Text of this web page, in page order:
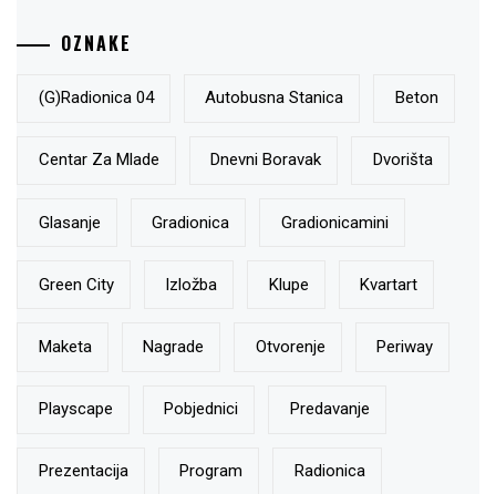
OZNAKE
(g)radionica 04 Autobusna Stanica Beton
Centar Za Mlade Dnevni Boravak Dvorišta
Glasanje Gradionica Gradionicamini
Green City Izložba Klupe Kvartart
Maketa Nagrade Otvorenje Periway
Playscape Pobjednici Predavanje
Prezentacija Program Radionica